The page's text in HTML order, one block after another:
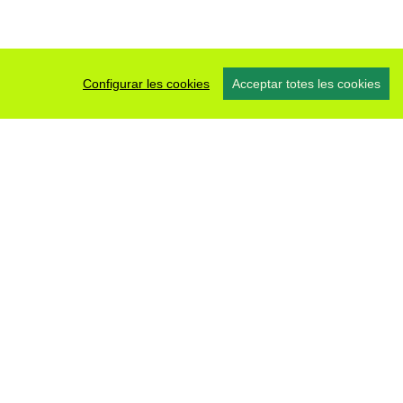
Configurar les cookies Acceptar totes les cookies